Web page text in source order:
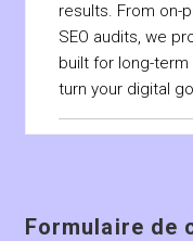
results. From on-
SEO audits, we
built for long-
turn your digital
Formulaire de